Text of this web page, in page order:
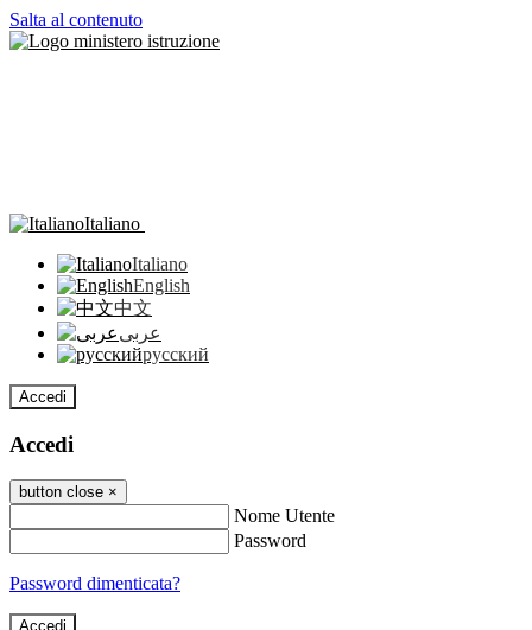
Salta al contenuto
Italiano
Italiano
English
中文
عربى
русский
Accedi
Accedi
button close ×
Nome Utente
Password
Password dimenticata?